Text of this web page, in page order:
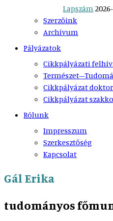
Lapszám
Szerzőink
Archívum
Pályázatok
Cikkpályázati
Cikkpályázat
Cikkpályázat
Rólunk
Impresszum
Szerkesztőség
Kapcsolat
Gál Erika
tudományos